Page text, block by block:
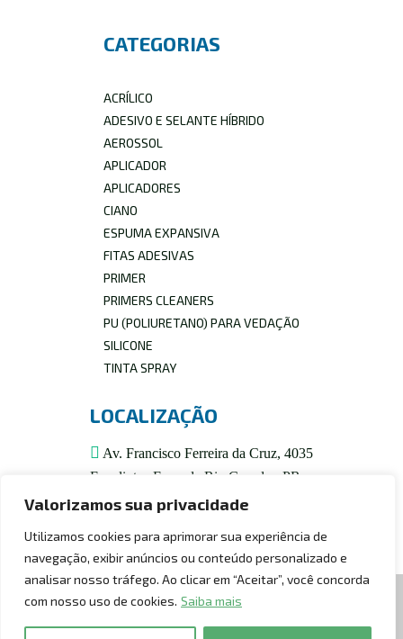
Valorizamos sua privacidade
Utilizamos cookies para aprimorar sua experiência de
navegação, exibir anúncios ou conteúdo personalizado e
analisar nosso tráfego. Ao clicar em “Aceitar”, você concorda
com nosso uso de cookies. Saiba mais
Clique aqui!
Clique aqui!
Clique aqui!
CATEGORIAS
ACRÍLICO
ADESIVO E SELANTE HÍBRIDO
AEROSSOL
APLICADOR
APLICADORES
CIANO
ESPUMA EXPANSIVA
FITAS ADESIVAS
PRIMER
PRIMERS CLEANERS
PU (POLIURETANO) PARA VEDAÇÃO
SILICONE
TINTA SPRAY
LOCALIZAÇÃO
Av. Francisco Ferreira da Cruz, 4035
Eucaliptos Fazenda Rio Grande - PR
CEP: 83820-293